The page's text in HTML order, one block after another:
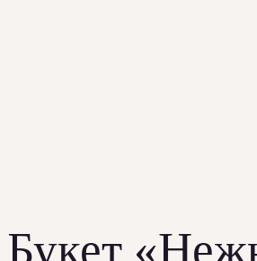
Букет